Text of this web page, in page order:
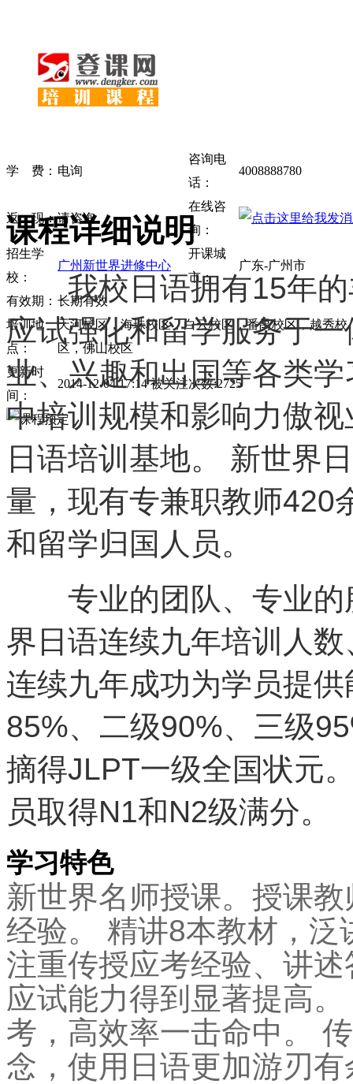
学 费： 电询
咨询电
话：
4008888780
返 现：请咨询
在线咨
询：
招生学
校：
广州新世界进修中心
开课城
市：
广东-广州市
有效期： 长期有效
培训地
点：
天河校区，海珠校区，白云校区，番禺校区，越秀校
区，佛山校区
更新时
间：
2014-12-04 17:14 被关注次数:2725
课程详细说明
我校日语拥有15年的
应试强化和留学服务于
业、兴趣和出国等各类
中培训规模和影响力傲
日语培训基地。 新世界
量，现有专兼职教师420
和留学归国人员。
专业的团队、专业的
界日语连续九年培训人
连续九年成功为学员提
85%、二级90%、三级
摘得JLPT一级全国状元
员取得N1和N2级满分。
学习特色
新世界名师授课。授课
经验。 精讲8本教材，
注重传授应考经验、讲
应试能力得到显著提高
考，高效率一击命中。
念，使用日语更加游刃有